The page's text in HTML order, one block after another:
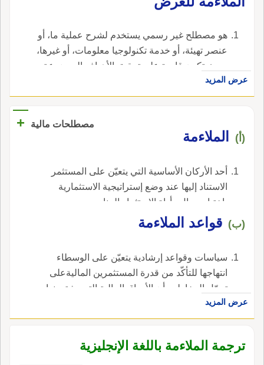
حديده وعيدانها.
هو مصطلح غير رسمي يستخدم لشرح عملية ما، أو
عنصر تهيئة، أو خدمة تكنولوجيا معلومات، أو غيرها،
بحيث تكون قادرة على تحقيق الأهداف الموضوعة
لها أو مستويات الخدمة المتفق عليها. و الملاءمة
للغرض تتطلب التصميم المناسب، و التنفيذ
عرض المزيد
مصطلحات مالية +
(أ) الملاءمة
أحد الأركان الأساسية التي يتعيّن على المستثمر
الاستناد إليها عند وضع إستراتيجية الاستثمارية
باختيار مجال وأداة الاستثمار المناسبين من بين
الأدوات المتاحة ، في الإنجليزية، هي relevance.
(ب) قواعد الملاءمة
سياسات وقواعد إرشادية يتعيّن على الوسطاء
انتهاجها للتأكّد من قدرة المستثمرين الماليةعلى
تحمّل المخاطر وأن الأوراق المالية التي يشترونها
تعزّز مراكزهم المالية وتلبّي احتياجاتهم وتحقّق
أهدافهم ، في الإنجليزية، هي suitability rules.
عرض المزيد
ترجمة الملاءمة باللغة الإنجليزية